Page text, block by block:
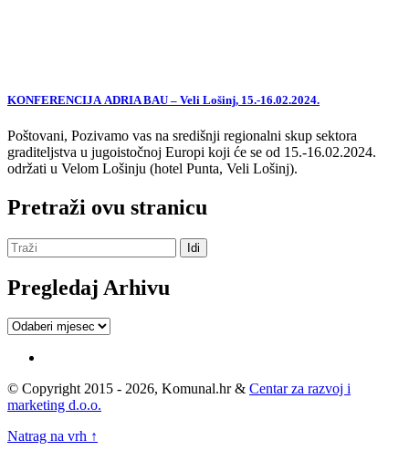
KONFERENCIJA ADRIA BAU – Veli Lošinj, 15.-16.02.2024.
Poštovani, Pozivamo vas na središnji regionalni skup sektora
graditeljstva u jugoistočnoj Europi koji će se od 15.-16.02.2024.
održati u Velom Lošinju (hotel Punta, Veli Lošinj).
Pretraži ovu stranicu
Pregledaj Arhivu
Pregledaj
© Copyright 2015 - 2026, Komunal.hr & Centar za razvoj i
marketing d.o.o.
Natrag na vrh ↑